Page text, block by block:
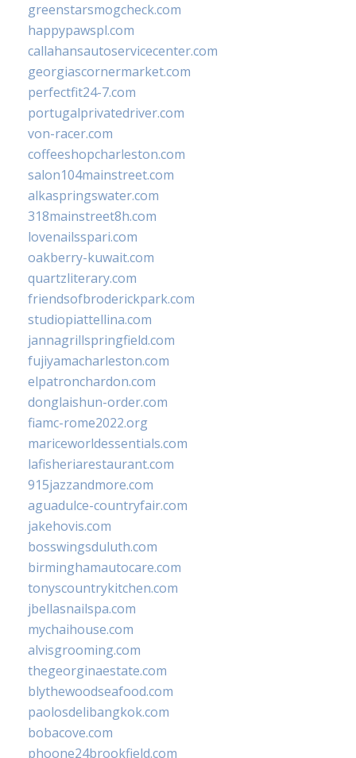
greenstarsmogcheck.com
happypawspl.com
callahansautoservicecenter.com
georgiascornermarket.com
perfectfit24-7.com
portugalprivatedriver.com
von-racer.com
coffeeshopcharleston.com
salon104mainstreet.com
alkaspringswater.com
318mainstreet8h.com
lovenailsspari.com
oakberry-kuwait.com
quartzliterary.com
friendsofbroderickpark.com
studiopiattellina.com
jannagrillspringfield.com
fujiyamacharleston.com
elpatronchardon.com
donglaishun-order.com
fiamc-rome2022.org
mariceworldessentials.com
lafisheriarestaurant.com
915jazzandmore.com
aguadulce-countryfair.com
jakehovis.com
bosswingsduluth.com
birminghamautocare.com
tonyscountrykitchen.com
jbellasnailspa.com
mychaihouse.com
alvisgrooming.com
thegeorginaestate.com
blythewoodseafood.com
paolosdelibangkok.com
bobacove.com
phoone24brookfield.com